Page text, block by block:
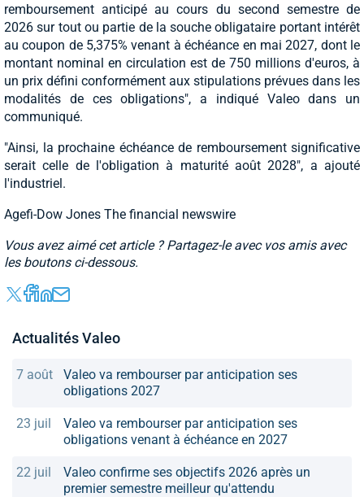
remboursement anticipé au cours du second semestre de
2026 sur tout ou partie de la souche obligataire portant intérêt
au coupon de 5,375% venant à échéance en mai 2027, dont le
montant nominal en circulation est de 750 millions d'euros, à
un prix défini conformément aux stipulations prévues dans les
modalités de ces obligations", a indiqué Valeo dans un
communiqué.
"Ainsi, la prochaine échéance de remboursement significative
serait celle de l'obligation à maturité août 2028", a ajouté
l'industriel.
Agefi-Dow Jones The financial newswire
Vous avez aimé cet article ? Partagez-le avec vos amis avec
les boutons ci-dessous.
Actualités Valeo
7 août
Valeo va rembourser par anticipation ses
obligations 2027
23 juil
Valeo va rembourser par anticipation ses
obligations venant à échéance en 2027
22 juil
Valeo confirme ses objectifs 2026 après un
premier semestre meilleur qu'attendu